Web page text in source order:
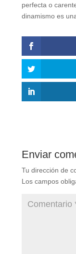
perfecta o
dinamismo es
Enviar
Tu dirección de
Los campos